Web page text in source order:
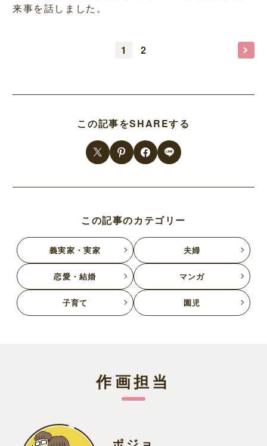
来事を話しました。
1 2
この記事をSHAREする
この記事のカテゴリー
義実家・実家 夫婦
恋愛・結婚 マンガ
子育て 園児
作画担当